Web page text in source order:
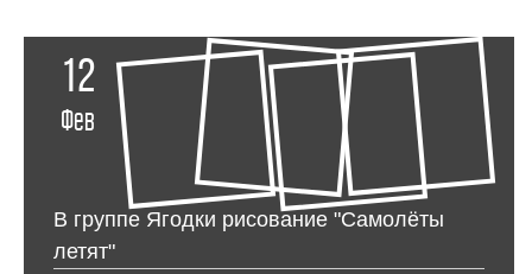
12
Фев
В группе Ягодки рисование "Самолёты
летят"